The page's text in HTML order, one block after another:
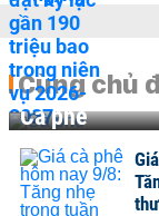
Cùng chủ
Cà phê